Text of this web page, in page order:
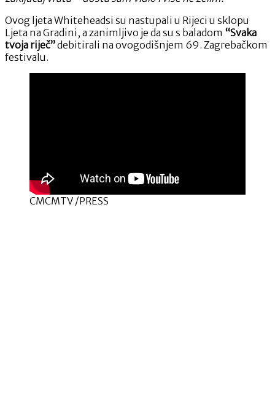
Ovog ljeta Whiteheadsi su nastupali u Rijeci u sklopu
Ljeta na Gradini, a zanimljivo je da su s baladom “Svaka
tvoja riječ”debitirali na ovogodišnjem 69. Zagrebačkom
festivalu.
CMCMTV /PRESS